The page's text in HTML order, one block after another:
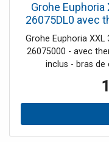
Grohe
26075DL0 avec
Grohe Euphoria
26075000 - avec
inclus - bras
fonction inverseur 2
Rainshower®
000), avec rotule,
main Euphoria 110